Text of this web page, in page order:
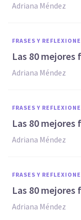
Adriana Méndez
FRASES Y
Las 80 mejores
Adriana Méndez
FRASES Y
Las 80 mejores
Adriana Méndez
FRASES Y
Las 80 mejores
Adriana Méndez